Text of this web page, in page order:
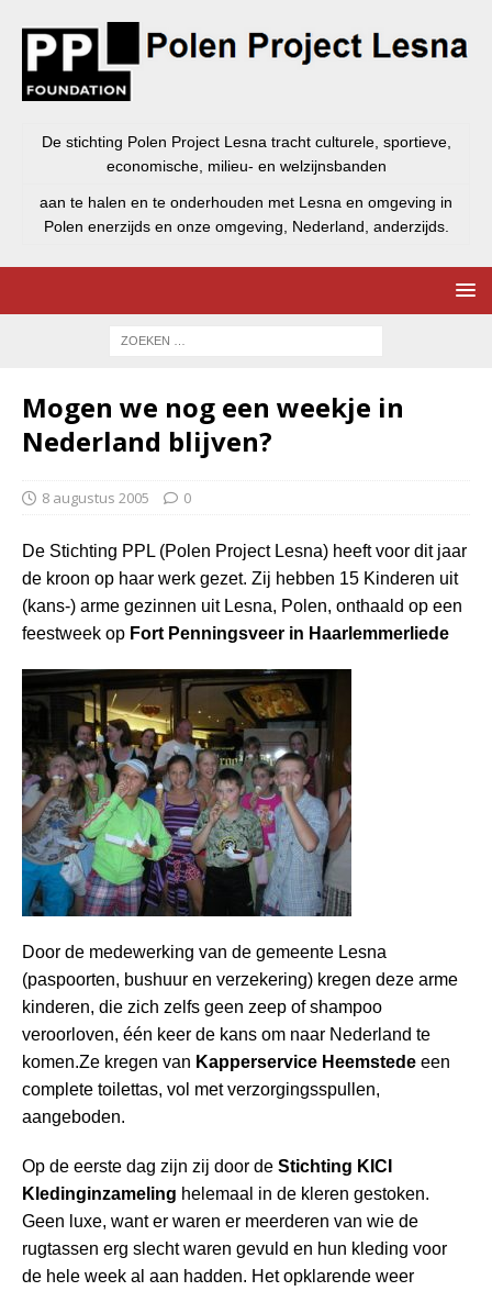
De stichting Polen Project Lesna tracht culturele, sportieve,
economische, milieu- en welzijnsbanden
aan te halen en te onderhouden met Lesna en omgeving in
Polen enerzijds en onze omgeving, Nederland, anderzijds.
Mogen we nog een weekje in
Nederland blijven?
8 augustus 2005 0
De Stichting PPL (Polen Project Lesna) heeft voor dit jaar
de kroon op haar werk gezet. Zij hebben 15 Kinderen uit
(kans-) arme gezinnen uit Lesna, Polen, onthaald op een
feestweek op Fort Penningsveer in Haarlemmerliede
Door de medewerking van de gemeente Lesna
(paspoorten, bushuur en verzekering) kregen deze arme
kinderen, die zich zelfs geen zeep of shampoo
veroorloven, één keer de kans om naar Nederland te
komen.Ze kregen van Kapperservice Heemstede een
complete toilettas, vol met verzorgingsspullen,
aangeboden.
Op de eerste dag zijn zij door de Stichting KICI
Kledinginzameling helemaal in de kleren gestoken.
Geen luxe, want er waren er meerderen van wie de
rugtassen erg slecht waren gevuld en hun kleding voor
de hele week al aan hadden. Het opklarende weer